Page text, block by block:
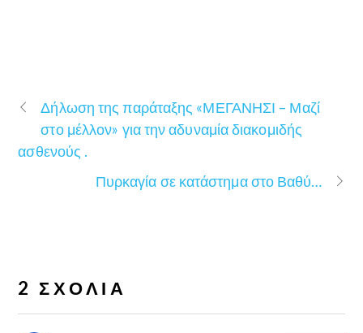
Δήλωση της παράταξης «ΜΕΓΑΝΗΣΙ – Μαζί
στο μέλλον» για την αδυναμία διακομιδής
ασθενούς .
Πυρκαγία σε κατάστημα στο Βαθύ…
2 ΣΧΌΛΙΑ